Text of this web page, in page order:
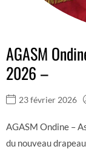
AGASM
2026 –
23 février 2026
AGASM Ondine –
du nouveau